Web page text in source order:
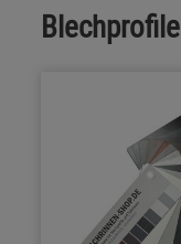
Blechprofile